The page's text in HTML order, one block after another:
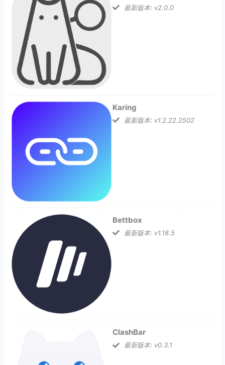
最新版本: v2.0.0
Karing
最新版本: v1.2.22.2502
Bettbox
最新版本: v1.18.5
ClashBar
最新版本: v0.3.1